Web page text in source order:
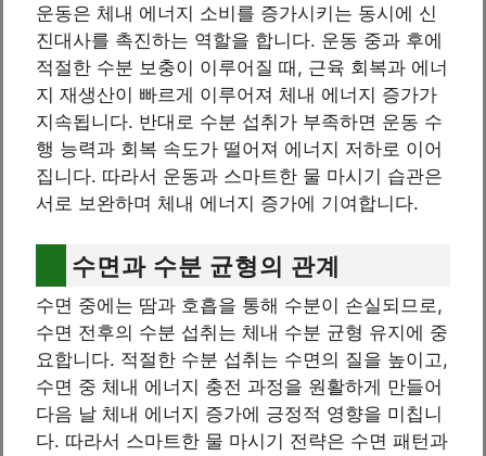
운동은 체내 에너지 소비를 증가시키는 동시에 신
진대사를 촉진하는 역할을 합니다. 운동 중과 후에
적절한 수분 보충이 이루어질 때, 근육 회복과 에너
지 재생산이 빠르게 이루어져 체내 에너지 증가가
지속됩니다. 반대로 수분 섭취가 부족하면 운동 수
행 능력과 회복 속도가 떨어져 에너지 저하로 이어
집니다. 따라서 운동과 스마트한 물 마시기 습관은
서로 보완하며 체내 에너지 증가에 기여합니다.
수면과 수분 균형의 관계
수면 중에는 땀과 호흡을 통해 수분이 손실되므로,
수면 전후의 수분 섭취는 체내 수분 균형 유지에 중
요합니다. 적절한 수분 섭취는 수면의 질을 높이고,
수면 중 체내 에너지 충전 과정을 원활하게 만들어
다음 날 체내 에너지 증가에 긍정적 영향을 미칩니
다. 따라서 스마트한 물 마시기 전략은 수면 패턴과